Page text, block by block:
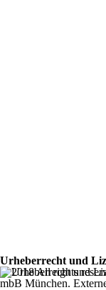
© 2018 All rights
mbB München.
Urheberrecht und